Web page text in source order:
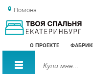
Помона
О ПРОЕКТЕ ФАБРИКИ